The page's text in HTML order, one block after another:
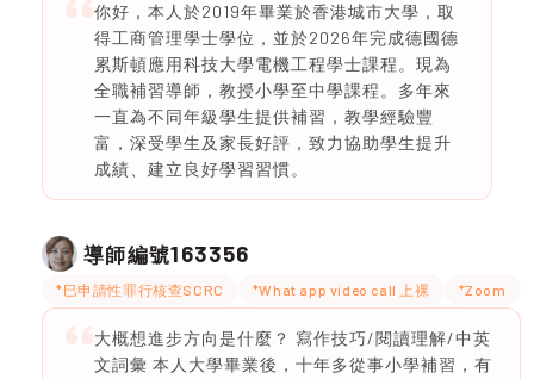
你好，本人於2019年畢業於香港城市大學，取
得工商管理學士學位，並於2026年完成德國德
累斯頓應用科技大學電機工程學士課程。現為
全職補習導師，教授小學至中學課程。多年來
一直為不同年級學生提供補習，教學經驗豐
富，深受學生及家長好評，致力協助學生提升
成績、建立良好學習習慣。
導師編號163356
*巳申請性罪行核查SCRC *What app video call 上裸 *Zoom
大概想進步方向是什麼？ 寫作技巧/閱讀理解/中英
文詞彙 本人大學畢業後，十年多從事小學補習，有